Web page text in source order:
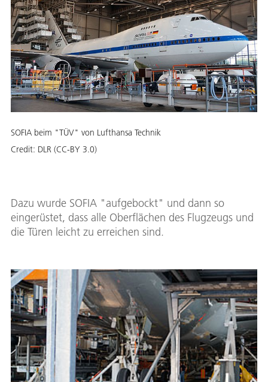
SOFIA beim "TÜV" von Lufthansa Technik
Credit: DLR (CC-BY 3.0)
Dazu wurde SOFIA "aufgebockt" und dann so
eingerüstet, dass alle Oberflächen des Flugzeugs und
die Türen leicht zu erreichen sind.